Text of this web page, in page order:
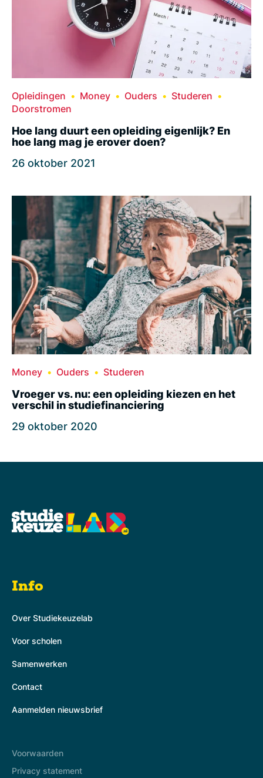
Opleidingen Money Ouders
Studeren
Doorstromen
Hoe lang duurt een opleiding eigenlijk? En
hoe lang mag je erover doen?
26 oktober 2021
Money Ouders Studeren
Vroeger vs. nu: een opleiding kiezen en het
verschil in studiefinanciering
29 oktober 2020
Info
Over Studiekeuzelab
Voor scholen
Samenwerken
Contact
Aanmelden nieuwsbrief
Voorwaarden
Privacy statement